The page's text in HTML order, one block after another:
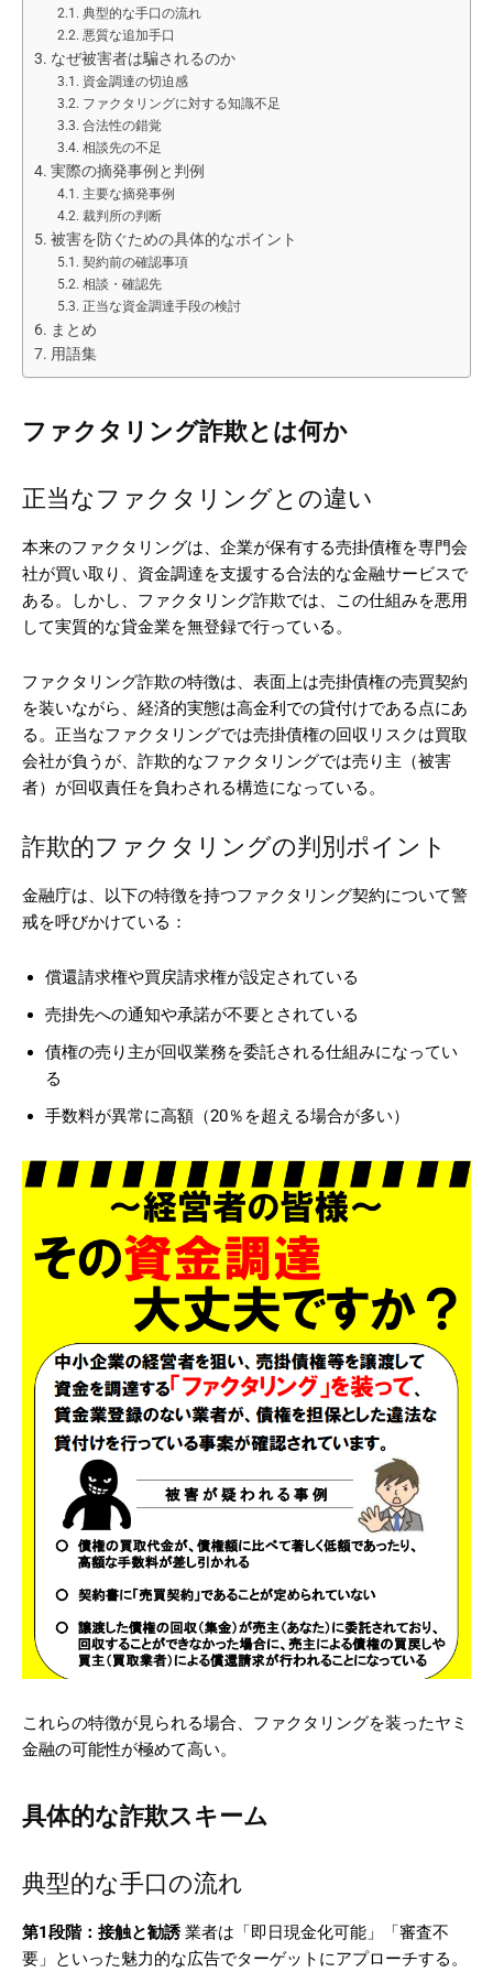
典型的な手口の流れ
悪質な追加手口
なぜ被害者は騙されるのか
資金調達の切迫感
ファクタリングに対する知識不足
合法性の錯覚
相談先の不足
実際の摘発事例と判例
主要な摘発事例
裁判所の判断
被害を防ぐための具体的なポイント
契約前の確認事項
相談・確認先
正当な資金調達手段の検討
まとめ
用語集
ファクタリング詐欺とは何か
正当なファクタリングとの違い
本来のファクタリングは、企業が保有する売掛債権を専門会
社が買い取り、資金調達を支援する合法的な金融サービスで
ある。しかし、ファクタリング詐欺では、この仕組みを悪用
して実質的な貸金業を無登録で行っている。
ファクタリング詐欺の特徴は、表面上は売掛債権の売買契約
を装いながら、経済的実態は高金利での貸付けである点にあ
る。正当なファクタリングでは売掛債権の回収リスクは買取
会社が負うが、詐欺的なファクタリングでは売り主（被害
者）が回収責任を負わされる構造になっている。
詐欺的ファクタリングの判別ポイント
金融庁は、以下の特徴を持つファクタリング契約について警
戒を呼びかけている：
償還請求権や買戻請求権が設定されている
売掛先への通知や承諾が不要とされている
債権の売り主が回収業務を委託される仕組みになってい
る
手数料が異常に高額（20％を超える場合が多い）
これらの特徴が見られる場合、ファクタリングを装ったヤミ
金融の可能性が極めて高い。
具体的な詐欺スキーム
典型的な手口の流れ
第1段階：接触と勧誘業者は「即日現金化可能」「審査不
要」といった魅力的な広告でターゲットにアプローチする。